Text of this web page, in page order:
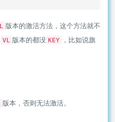
版本的激活方法，这个方法就不
VL 版本的都没 KEY
，比如说旗
版本，否则无法激活。